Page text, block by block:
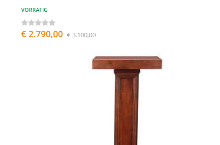
VORRÄTIG
€ 2.790,00 € 3.100,00